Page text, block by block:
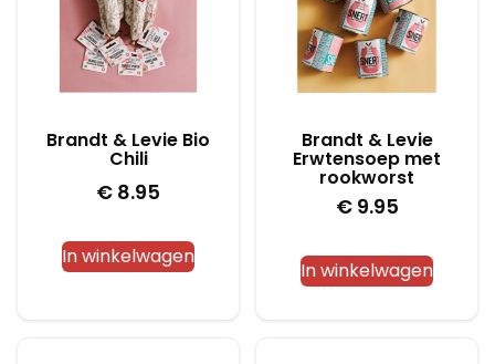
Brandt & Levie Bio
Chili
€ 8.95
In winkelwagen
Brandt & Levie
Erwtensoep met
rookworst
€ 9.95
In winkelwagen